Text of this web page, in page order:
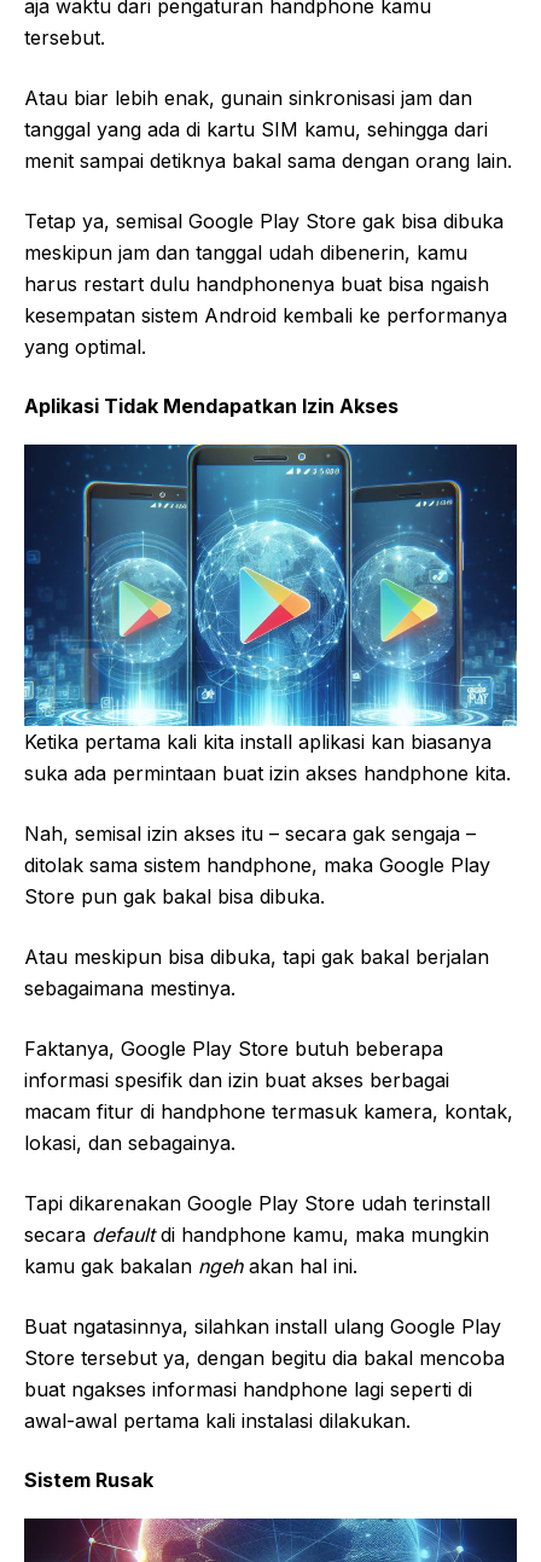
aja waktu dari pengaturan handphone kamu
tersebut.
Atau biar lebih enak, gunain sinkronisasi jam dan
tanggal yang ada di kartu SIM kamu, sehingga dari
menit sampai detiknya bakal sama dengan orang lain.
Tetap ya, semisal Google Play Store gak bisa dibuka
meskipun jam dan tanggal udah dibenerin, kamu
harus restart dulu handphonenya buat bisa ngaish
kesempatan sistem Android kembali ke performanya
yang optimal.
Aplikasi Tidak Mendapatkan Izin Akses
Ketika pertama kali kita install aplikasi kan biasanya
suka ada permintaan buat izin akses handphone kita.
Nah, semisal izin akses itu – secara gak sengaja –
ditolak sama sistem handphone, maka Google Play
Store pun gak bakal bisa dibuka.
Atau meskipun bisa dibuka, tapi gak bakal berjalan
sebagaimana mestinya.
Faktanya, Google Play Store butuh beberapa
informasi spesifik dan izin buat akses berbagai
macam fitur di handphone termasuk kamera, kontak,
lokasi, dan sebagainya.
Tapi dikarenakan Google Play Store udah terinstall
secara defaultdi handphone kamu, maka mungkin
kamu gak bakalan ngeh akan hal ini.
Buat ngatasinnya, silahkan install ulang Google Play
Store tersebut ya, dengan begitu dia bakal mencoba
buat ngakses informasi handphone lagi seperti di
awal-awal pertama kali instalasi dilakukan.
Sistem Rusak